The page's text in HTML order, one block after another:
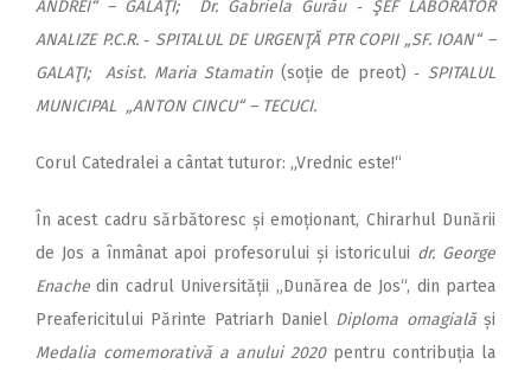
ANDREI“ – GALAŢI; Dr. Gabriela Gurău ‑ ŞEF LABORATOR
ANALIZE P.C.R. ‑ SPITALUL DE URGENŢĂ PTR COPII „SF. IOAN“ –
GALAŢI; Asist. Maria Stamatin (soție de preot) ‑ SPITALUL
MUNICIPAL „ANTON CINCU“ – TECUCI.
Corul Catedralei a cântat tuturor: „Vrednic este!“
În acest cadru sărbătoresc și emoționant, Chirarhul Dunării
de Jos a înmânat apoi profesorului și istoricului dr. George
Enache din cadrul Universității „Dunărea de Jos“, din partea
Preafericitului Părinte Patriarh Daniel Diploma omagialăși
Medalia comemorativă a anului 2020pentru contribuția la